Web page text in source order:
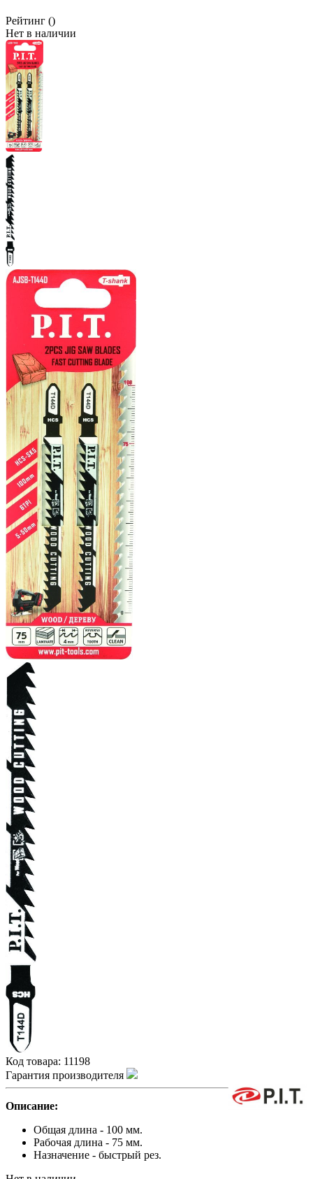
Рейтинг ()
Нет в наличии
Код товара: 11198
Гарантия производителя
Описание:
Общая длина - 100 мм.
Рабочая длина - 75 мм.
Назначение - быстрый рез.